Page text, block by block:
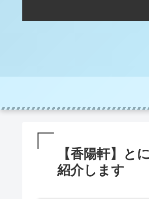
【香陽軒】と
紹介します